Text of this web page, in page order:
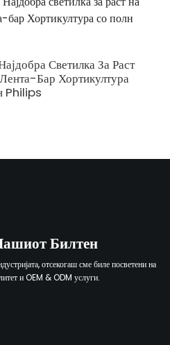
Светилка За Раст
Бар Хортикултура
Philips
Билтен
отсекогаш сме биле посветени на
и OEM & ODM услуги.